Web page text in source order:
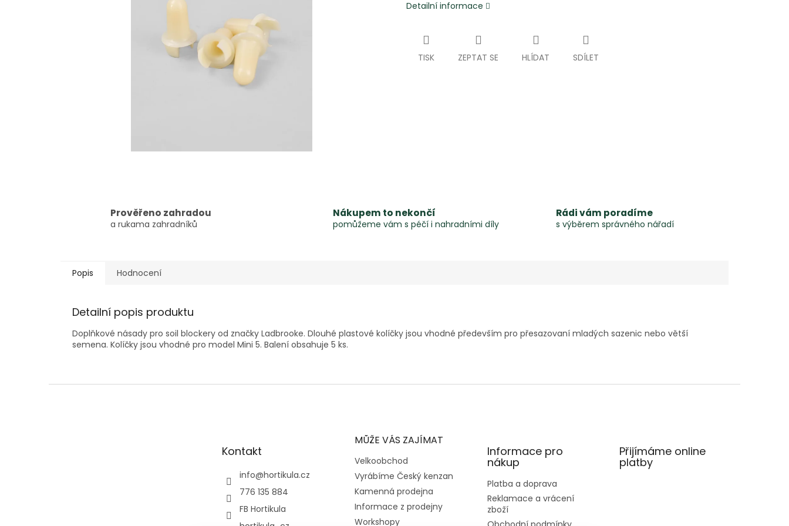
Detailní informace
TISK ZEPTAT SE HLÍDAT SDÍLET
Prověřeno zahradou
a rukama zahradníků
Nákupem to nekončí
pomůžeme vám s péčí i nahradními díly
Rádi vám poradíme
s výběrem správného nářadí
Popis Hodnocení
Detailní popis produktu
Doplňkové násady pro soil blockery od značky Ladbrooke. Dlouhé plastové kolíčky jsou vhodné především pro přesazovaní mladých sazenic nebo větší
semena. Kolíčky jsou vhodné pro model Mini 5. Balení obsahuje 5 ks.
Kontakt
info@hortikula.cz
776 135 884
FB Hortikula
MŮŽE VÁS ZAJÍMAT
Velkoobchod
Vyrábíme Český kenzan
Kamenná prodejna
Informace z prodejny
Workshopy
Informace pro
nákup
Platba a doprava
Reklamace a vrácení
zboží
Přijímáme online
platby